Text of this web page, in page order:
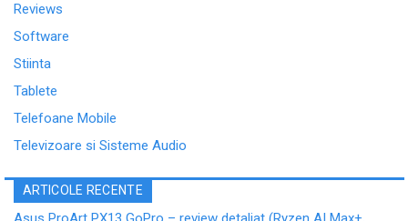
Reviews
Software
Stiinta
Tablete
Telefoane Mobile
Televizoare si Sisteme Audio
ARTICOLE RECENTE